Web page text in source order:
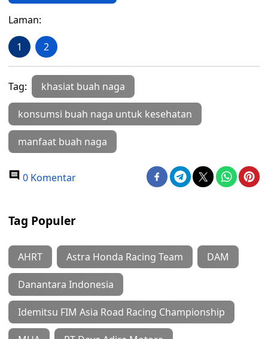
Laman:
1 2
Tag: khasiat buah naga
konsumsi buah naga untuk kesehatan
manfaat buah naga
0 Komentar
Tag Populer
AHRT Astra Honda Racing Team DAM
Danantara Indonesia
Idemitsu FIM Asia Road Racing Championship